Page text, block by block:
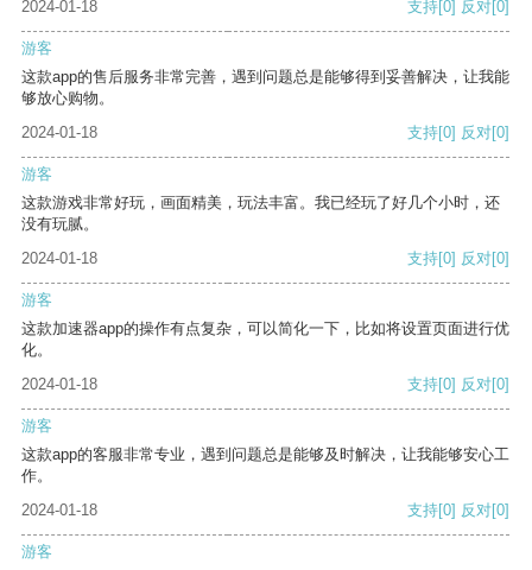
2024-01-18 支持[0] 反对[0]
游客
这款app的售后服务非常完善，遇到问题总是能够得到妥善解决，让我能
够放心购物。
2024-01-18
支持[0] 反对[0]
游客
这款游戏非常好玩，画面精美，玩法丰富。我已经玩了好几个小时，还
没有玩腻。
2024-01-18
支持[0] 反对[0]
游客
这款加速器app的操作有点复杂，可以简化一下，比如将设置页面进行优
化。
2024-01-18
支持[0] 反对[0]
游客
这款app的客服非常专业，遇到问题总是能够及时解决，让我能够安心工
作。
2024-01-18
支持[0] 反对[0]
游客